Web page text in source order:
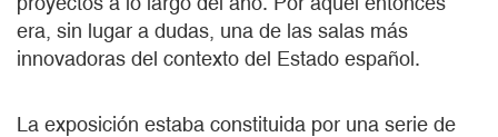
era, sin lugar a dudas, una de las salas más
innovadoras del contexto del Estado español.
La exposición estaba constituida por una serie de